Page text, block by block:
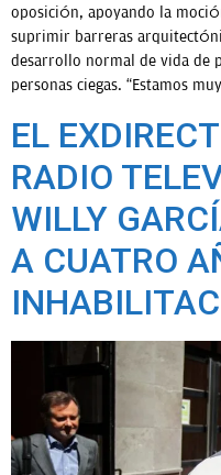
oposición, apoyando la
suprimir barreras
desarrollo normal de vida de
personas ciegas. “Estamos
EL
RADIO
WILLY
A CUATRO